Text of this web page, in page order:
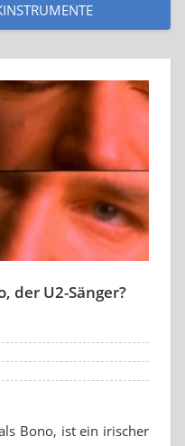
der U2-Sänger?
Bono, ist ein irischer